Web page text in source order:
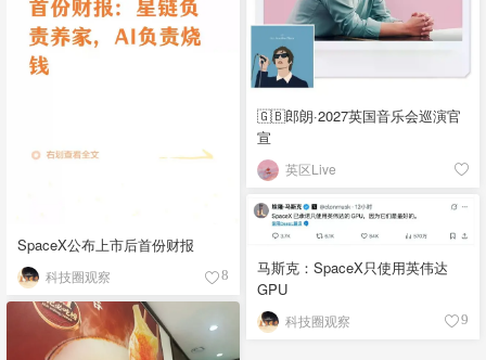
🇬🇧郎朗·2027英国音乐会巡演官
宣
英区Live
SpaceX公布上市后首份财报
科技圈观察 8
马斯克：SpaceX只使用英伟达
GPU
科技圈观察 9